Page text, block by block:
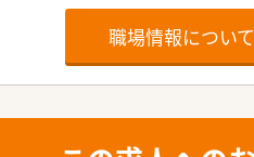
職場情報につい